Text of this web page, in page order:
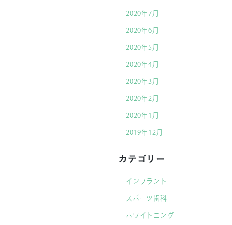
2020年7月
2020年6月
2020年5月
2020年4月
2020年3月
2020年2月
2020年1月
2019年12月
カテゴリー
インプラント
スポーツ歯科
ホワイトニング